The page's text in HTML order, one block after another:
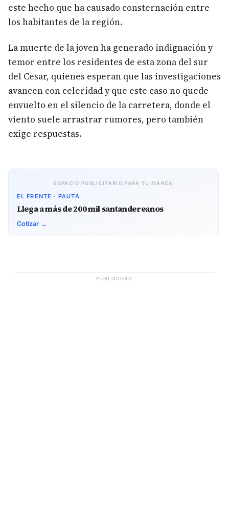
este hecho que ha causado consternación entre
los habitantes de la región.
La muerte de la joven ha generado indignación y
temor entre los residentes de esta zona del sur
del Cesar, quienes esperan que las investigaciones
avancen con celeridad y que este caso no quede
envuelto en el silencio de la carretera, donde el
viento suele arrastrar rumores, pero también
exige respuestas.
ESPACIO PUBLICITARIO PARA TU MARCA
EL FRENTE · PAUTA
Llega a más de 200 mil santandereanos
Cotizar →
PUBLICIDAD